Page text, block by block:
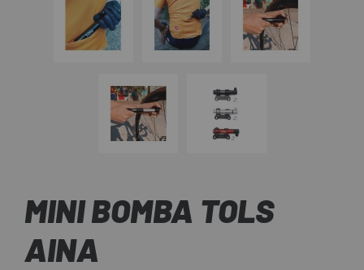
MINI BOMBA TOLS
AINA